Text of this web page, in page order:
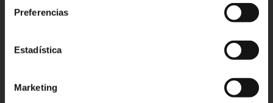
Preferencias
Estadística
Marketing